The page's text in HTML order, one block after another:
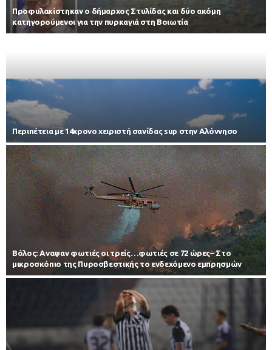
Προφυλακίστηκαν ο δήμαρχος Στυλίδας και δύο ακόμη
κατηγορούμενοι για την πυρκαγιά στη Βοιωτία
Περιπέτεια με 14χρονο χειριστή σανίδας sup στην Αλόννησο
Βόλος: Αναψαν φωτιές οι τρείς…φωτιές σε 72 ώρες– Στο
μικροσκόπιο της Πυροσβεστικής το ενδεχόμενο εμπρησμών